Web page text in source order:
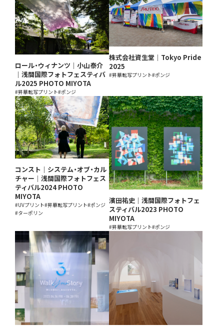
ロール・ウィナンツ｜小山泰介
｜浅間国際フォトフェスティバ
ル2025 PHOTO MIYOTA
#昇華転写プリント#ポンジ
株式会社資生堂｜Tokyo Pride
2025
#昇華転写プリント#ポンジ
コンスト｜システム・オブ・カル
チャー｜浅間国際フォトフェス
ティバル2024 PHOTO
MIYOTA
#UVプリント#昇華転写プリント#ポンジ
#ターポリン
濱田祐史｜浅間国際フォトフェ
スティバル2023 PHOTO
MIYOTA
#昇華転写プリント#ポンジ